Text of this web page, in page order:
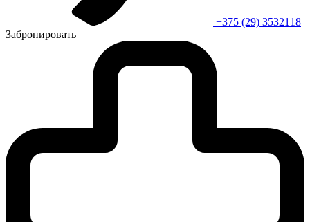
+375 (29) 3532118
Забронировать